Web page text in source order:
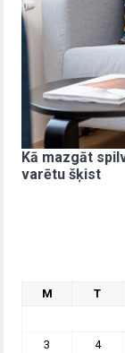
Kā mazgāt
varētu šķist
M T
3
4